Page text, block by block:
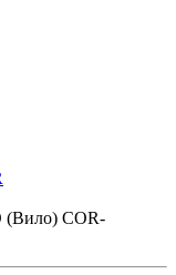
(Вило) COR-